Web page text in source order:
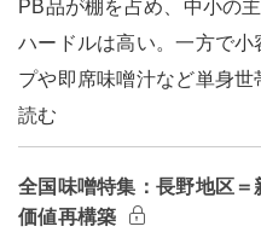
PB品が棚を占め、中小の
ハードルは高い。一方で
プや即席味噌汁など単身
読む
全国味噌特集：長野地区＝
価値再構築